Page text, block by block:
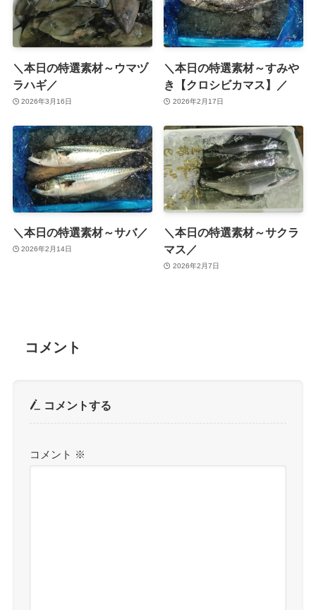
＼本日の特選素材～ウマヅ
ラハギ／
2026年3月16日
＼本日の特選素材～すみや
き【クロシビカマス】／
2026年2月17日
＼本日の特選素材～サバ／
2026年2月14日
＼本日の特選素材～サクラ
マス／
2026年2月7日
コメント
コメントする
コメント ※